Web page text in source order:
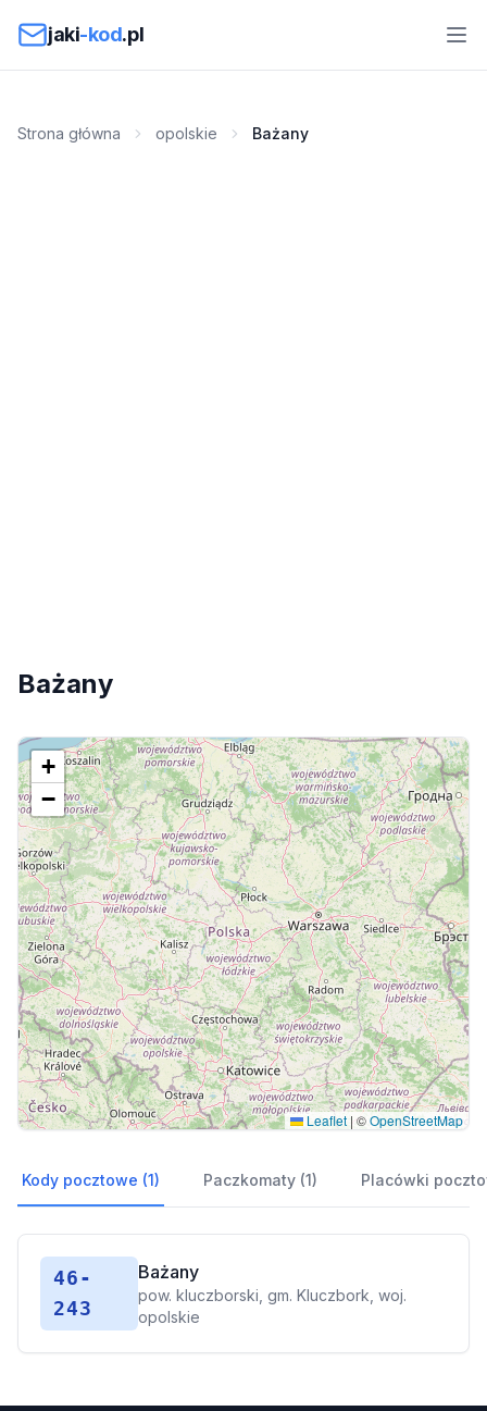
jaki-kod.pl
Strona główna opolskie Bażany
Bażany
+
−
Leaflet | ©OpenStreetMap
Kody pocztowe (1) Paczkomaty (1) Placówki
46-
243
Bażany
pow. kluczborski, gm. Kluczbork, woj.
opolskie